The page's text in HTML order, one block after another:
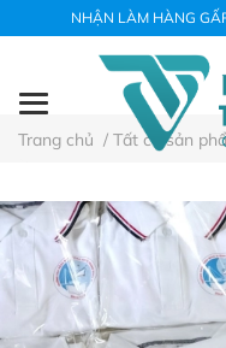
NHẬN LÀM HÀNG
Trang chủ / Tất cả sản